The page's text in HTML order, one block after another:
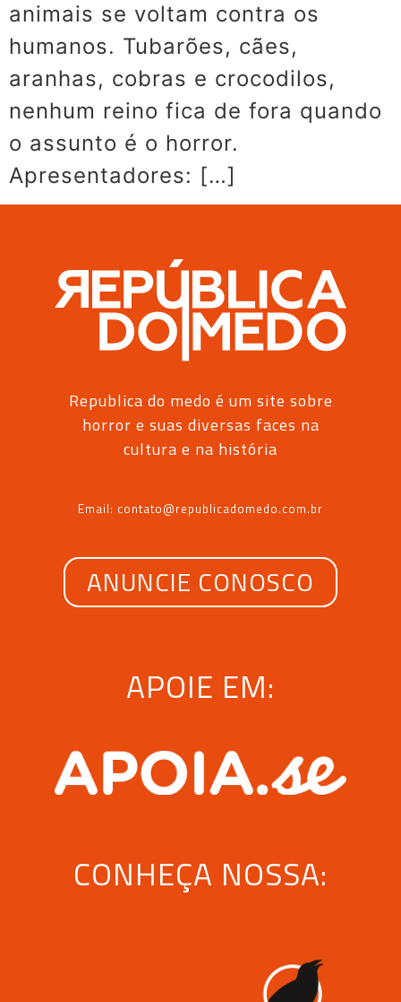
animais se voltam contra os
humanos. Tubarões, cães,
aranhas, cobras e crocodilos,
nenhum reino fica de fora quando
o assunto é o horror.
Apresentadores: […]
Republica do medo é um site sobre
horror e suas diversas faces na
cultura e na história
Email: contato@republicadomedo.com.br
ANUNCIE CONOSCO
APOIE EM:
CONHEÇA NOSSA: